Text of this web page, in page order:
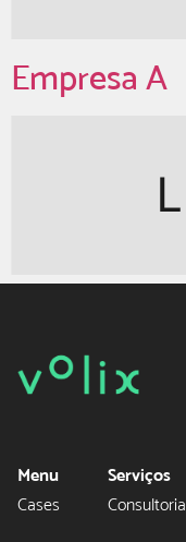
Empresa A
Menu
Cases
Serviços
Consultoria